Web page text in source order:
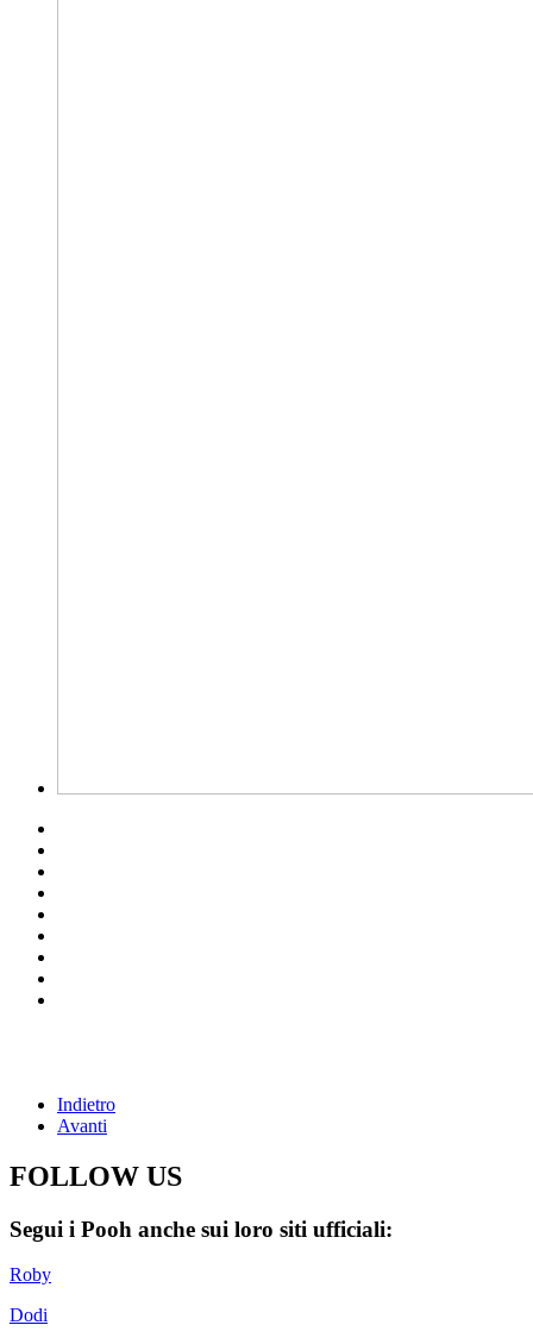
Indietro
Avanti
FOLLOW US
Segui i Pooh anche sui loro siti ufficiali:
Roby
Dodi